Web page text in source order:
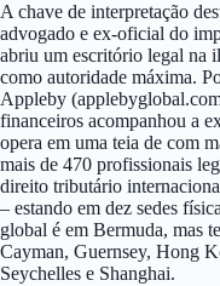
A chave de interpretação
advogado e ex-oficial do
abriu um escritório legal na
como autoridade máxima.
Appleby
financeiros acompanhou a
opera em uma teia de com
mais de 470 profissionais
direito tributário
– estando em dez sedes
global é em Bermuda, mas
Cayman, Guernsey, Hong
Seychelles e Shanghai.